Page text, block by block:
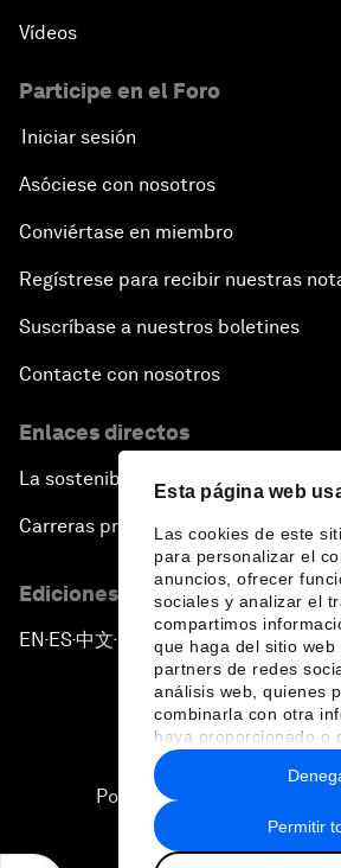
Esta página web
Las cookies de este
para personalizar el
anuncios, ofrecer
sociales y analizar el
compartimos
que haga del sitio web
partners de redes
análisis web, quienes
combinarla con otra
haya proporcionado o
recopilado a partir del
hecho de sus
Permitir
Vídeos
Participe en el Foro
Iniciar sesión
Asóciese con nosotros
Conviértase en miembro
Regístrese para recibir nuestras
Suscríbase a nuestros boletines
Contacte con nosotros
Enlaces directos
La sostenibilidad en el Foro
Carreras profesionales
Ediciones en otros idiomas
EN ▪ ES▪中文▪ 日本語
Política de privacidad y